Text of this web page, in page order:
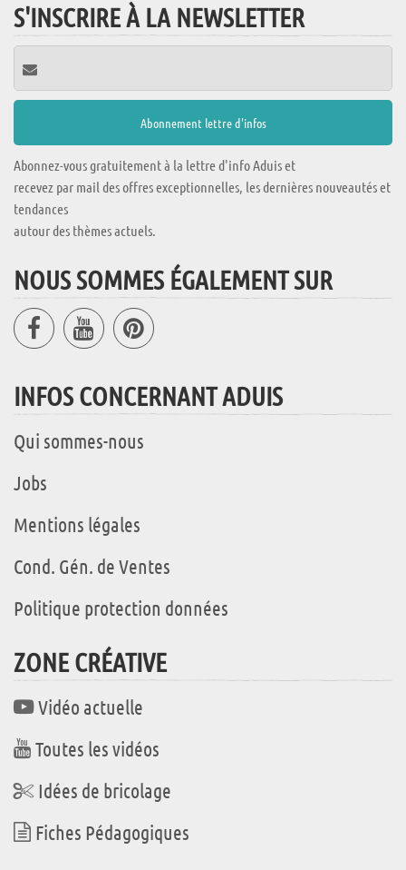
S'INSCRIRE À LA NEWSLETTER
Abonnez-vous gratuitement à la lettre d'info Aduis et
recevez par mail des offres exceptionnelles, les dernières nouveautés et
tendances
autour des thèmes actuels.
NOUS SOMMES ÉGALEMENT SUR
INFOS CONCERNANT ADUIS
Qui sommes-nous
Jobs
Mentions légales
Cond. Gén. de Ventes
Politique protection données
ZONE CRÉATIVE
Vidéo actuelle
Toutes les vidéos
Idées de bricolage
Fiches Pédagogiques